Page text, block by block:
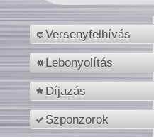
Versenyfelhívás
Lebonyolítás
Díjazás
Szponzorok